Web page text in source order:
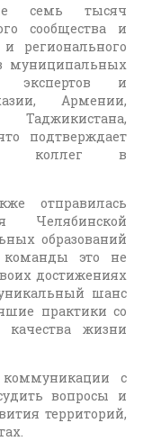
семь тысяч
сообщества и
регионального
муниципальных
экспертов и
Армении,
подтверждает
коллег в
отправилась
Челябинской
образований
команды это не
достижениях
шанс
практики со
жизни
с
вопросы и
территорий,